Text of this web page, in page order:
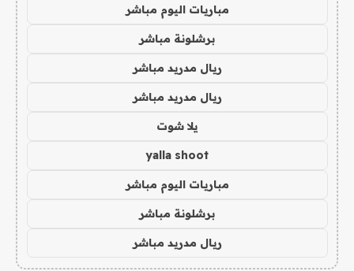
مباريات اليوم مباشر
برشلونة مباشر
ريال مدريد مباشر
ريال مدريد مباشر
يلا شوت
yalla shoot
مباريات اليوم مباشر
برشلونة مباشر
ريال مدريد مباشر